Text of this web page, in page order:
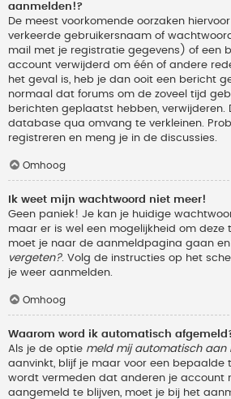
aanmelden!?
De meest voorkomende oorzaken
verkeerde gebruikersnaam of
mail met je registratie gegevens) of een
account verwijderd om één of andere
het geval is, heb je dan ooit een bericht
normaal dat forums om de zoveel tijd
berichten geplaatst hebben, verwijderen.
database qua omvang te verkleinen.
registreren en meng je in de discussies.
Omhoog
Ik weet mijn wachtwoord niet meer!
Geen paniek! Je kan je huidige
maar er is wel een mogelijkheid om deze
moet je naar de aanmeldpagina gaan en
vergeten?. Volg de instructies op het
je weer aanmelden.
Omhoog
Waarom word ik automatisch
Als je de optie meld mij automatisch aan
aanvinkt, blijf je maar voor een bepaalde
wordt vermeden dat anderen je account
aangemeld te blijven, moet je bij het